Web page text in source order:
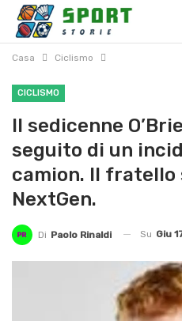
Casa Ciclismo
CICLISMO
Il sedicenne
seguito di un
camion. Il fratello
NextGen.
Di Paolo Rinaldi Su Giu